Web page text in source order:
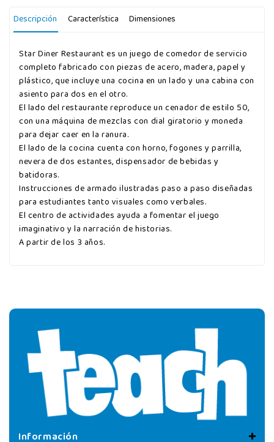
Descripción Característica Dimensiones
Star Diner Restaurant es un juego de comedor de servicio
completo fabricado con piezas de acero, madera, papel y
plástico, que incluye una cocina en un lado y una cabina con
asiento para dos en el otro.
El lado del restaurante reproduce un cenador de estilo 50,
con una máquina de mezclas con dial giratorio y moneda
para dejar caer en la ranura.
El lado de la cocina cuenta con horno, fogones y parrilla,
nevera de dos estantes, dispensador de bebidas y
batidoras.
Instrucciones de armado ilustradas paso a paso diseñadas
para estudiantes tanto visuales como verbales.
El centro de actividades ayuda a fomentar el juego
imaginativo y la narración de historias.
A partir de los 3 años.
Información